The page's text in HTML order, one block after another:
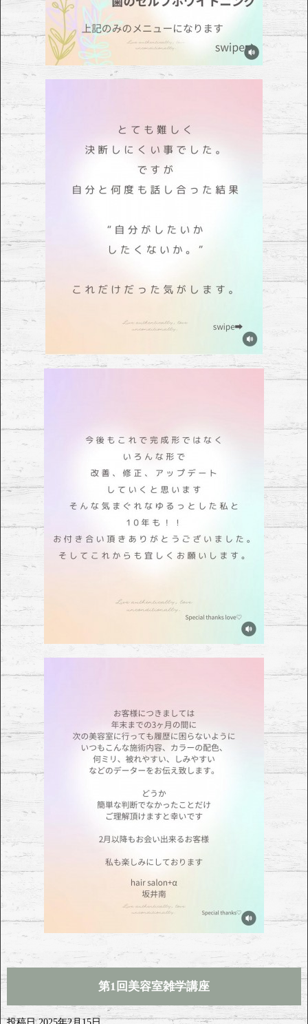
第1回美容室雑学講座